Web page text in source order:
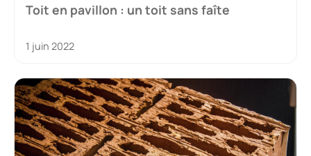
Toit en pavillon : un toit sans faîte
1 juin 2022